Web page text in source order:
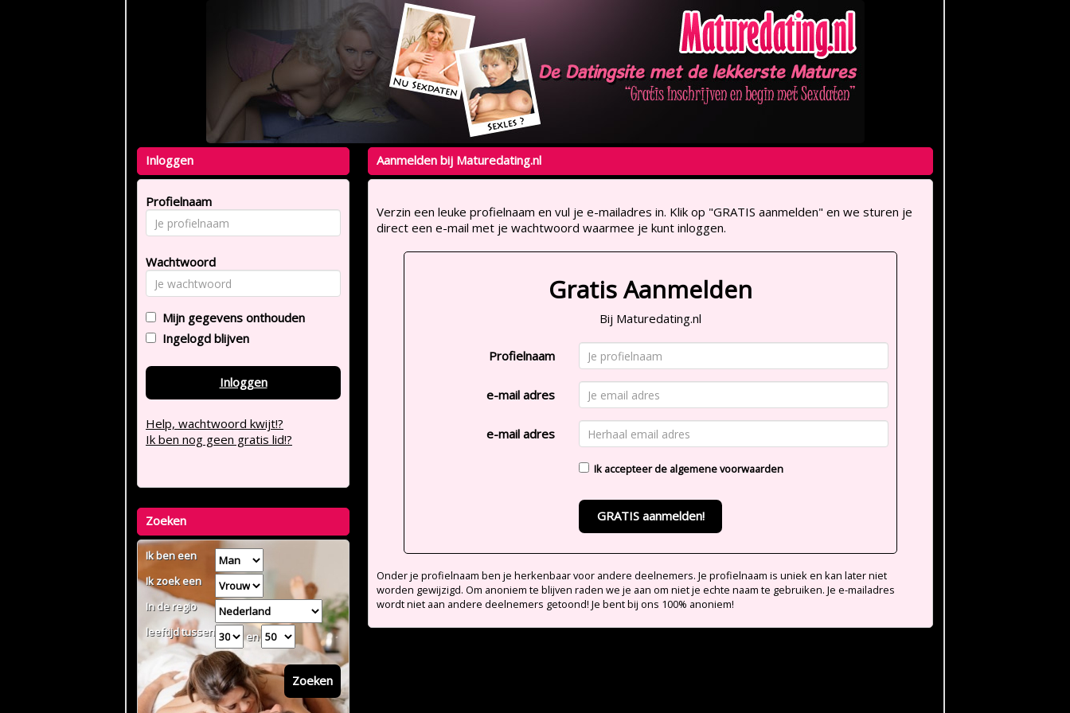
Aanmelden bij Maturedating.nl
Verzin een leuke profielnaam en vul je e-mailadres in. Klik op "GRATIS aanmelden" en we sturen je
direct een e-mail met je wachtwoord waarmee je kunt inloggen.
Gratis Aanmelden
Bij Maturedating.nl
Profielnaam
e-mail adres
e-mail adres
Ik accepteer de algemene voorwaarden
GRATIS aanmelden!
Onder je profielnaam ben je herkenbaar voor andere deelnemers. Je profielnaam is uniek en kan later niet
worden gewijzigd. Om anoniem te blijven raden we je aan om niet je echte naam te gebruiken. Je e-mailadres
wordt niet aan andere deelnemers getoond! Je bent bij ons 100% anoniem!
Inloggen
Profielnaam
Wachtwoord
Mijn gegevens onthouden
Ingelogd blijven
Inloggen
Help, wachtwoord kwijt!?
Ik ben nog geen gratis lid!?
Zoeken
Ik ben een
Ik zoek een
In de regio
leeftijd tussen
en
Zoeken